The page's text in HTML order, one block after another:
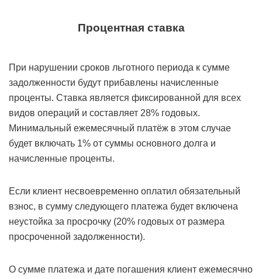
Процентная ставка
При нарушении сроков льготного периода к сумме
задолженности будут прибавлены начисленные
проценты. Ставка является фиксированной для всех
видов операций и составляет 28% годовых.
Минимальный ежемесячный платёж в этом случае
будет включать 1% от суммы основного долга и
начисленные проценты.
Если клиент несвоевременно оплатил обязательный
взнос, в сумму следующего платежа будет включена
неустойка за просрочку (20% годовых от размера
просроченной задолженности).
О сумме платежа и дате погашения клиент ежемесячно